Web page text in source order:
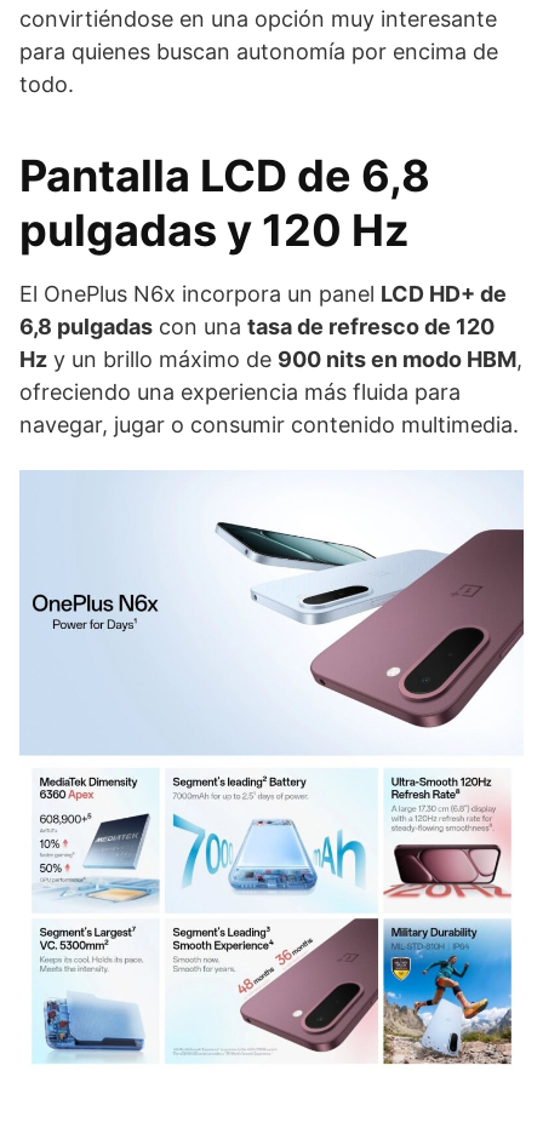
convirtiéndose en una opción muy interesante
para quienes buscan autonomía por encima de
todo.
Pantalla LCD de 6,8
pulgadas y 120 Hz
El OnePlus N6x incorpora un panel LCD HD+ de
6,8 pulgadas con una tasa de refresco de 120
Hz y un brillo máximo de 900 nits en modo HBM,
ofreciendo una experiencia más fluida para
navegar, jugar o consumir contenido multimedia.